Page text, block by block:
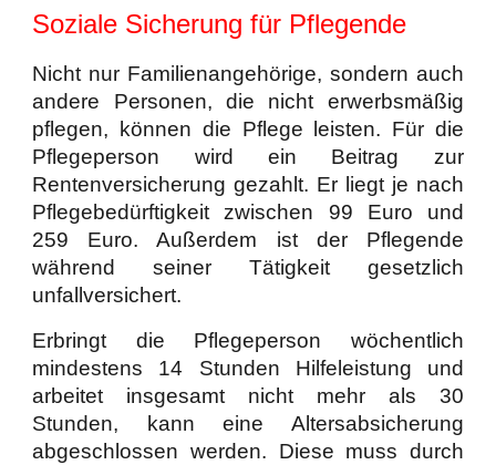
Soziale Sicherung für Pflegende
Nicht nur Familienangehörige, sondern auch
andere Personen, die nicht erwerbsmäßig
pflegen, können die Pflege leisten. Für die
Pflegeperson wird ein Beitrag zur
Rentenversicherung gezahlt. Er liegt je nach
Pflegebedürftigkeit zwischen 99 Euro und
259 Euro. Außerdem ist der Pflegende
während seiner Tätigkeit gesetzlich
unfallversichert.
Erbringt die Pflegeperson wöchentlich
mindestens 14 Stunden Hilfeleistung und
arbeitet insgesamt nicht mehr als 30
Stunden, kann eine Altersabsicherung
abgeschlossen werden. Diese muss durch